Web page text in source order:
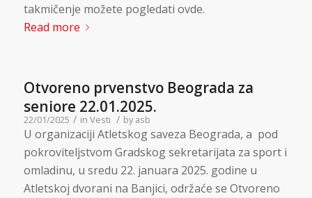
takmičenje možete pogledati ovde.
Read more
Otvoreno prvenstvo Beograda za
seniore 22.01.2025.
22/01/2025 / in Vesti / byasb
U organizaciji Atletskog saveza Beograda, a pod
pokroviteljstvom Gradskog sekretarijata za sport i
omladinu, u sredu 22. januara 2025. godine u
Atletskoj dvorani na Banjici, održaće se Otvoreno